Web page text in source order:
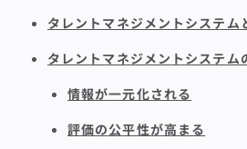
タレントマネジメントシステム
タレントマネジメントシステム
情報が一元化される
評価の公平性が高まる